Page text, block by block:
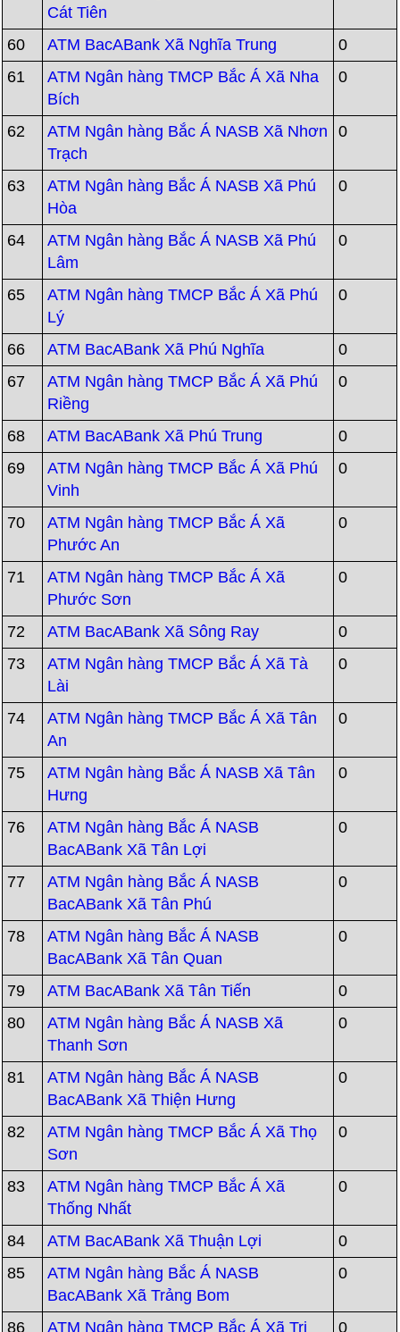
Cát Tiên
60 ATM BacABank Xã Nghĩa Trung
0
61
ATM Ngân hàng TMCP Bắc Á Xã Nha
Bích
0
62
ATM Ngân hàng Bắc Á NASB Xã Nhơn
Trạch
0
63
ATM Ngân hàng Bắc Á NASB Xã Phú
Hòa
0
64
ATM Ngân hàng Bắc Á NASB Xã Phú
Lâm
0
65
ATM Ngân hàng TMCP Bắc Á Xã Phú
Lý
0
66 ATM BacABank Xã Phú Nghĩa
0
67
ATM Ngân hàng TMCP Bắc Á Xã Phú
Riềng
0
68 ATM BacABank Xã Phú Trung
0
69
ATM Ngân hàng TMCP Bắc Á Xã Phú
Vinh
0
70
ATM Ngân hàng TMCP Bắc Á Xã
Phước An
0
71
ATM Ngân hàng TMCP Bắc Á Xã
Phước Sơn
0
72 ATM BacABank Xã Sông Ray
0
73
ATM Ngân hàng TMCP Bắc Á Xã Tà
Lài
0
74
ATM Ngân hàng TMCP Bắc Á Xã Tân
An
0
75
ATM Ngân hàng Bắc Á NASB Xã Tân
Hưng
0
76
ATM Ngân hàng Bắc Á NASB
BacABank Xã Tân Lợi
0
77
ATM Ngân hàng Bắc Á NASB
BacABank Xã Tân Phú
0
78
ATM Ngân hàng Bắc Á NASB
BacABank Xã Tân Quan
0
79 ATM BacABank Xã Tân Tiến
0
80
ATM Ngân hàng Bắc Á NASB Xã
Thanh Sơn
0
81
ATM Ngân hàng Bắc Á NASB
BacABank Xã Thiện Hưng
0
82
ATM Ngân hàng TMCP Bắc Á Xã Thọ
Sơn
0
83
ATM Ngân hàng TMCP Bắc Á Xã
Thống Nhất
0
84 ATM BacABank Xã Thuận Lợi
0
85
ATM Ngân hàng Bắc Á NASB
BacABank Xã Trảng Bom
0
86 ATM Ngân hàng TMCP Bắc Á Xã Trị 0